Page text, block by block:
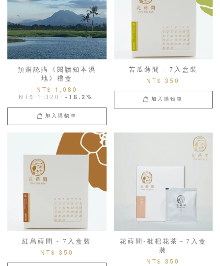
預購認購《閱讀知本濕
地》禮盒
NT$ 1,080
NT$ 1,320 -18.2%
加入購物車
苦瓜蒔間 - 7入盒裝
NT$ 350
加入購物車
紅烏蒔間 - 7入盒裝
NT$ 350
花蒔間-枇杷花茶～7入盒
裝
NT$ 350